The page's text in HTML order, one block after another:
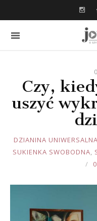
Czy,
uszyć
JOULE
DZIANINA UNIWERSALNA
SUKIENKA SWOBODNA,